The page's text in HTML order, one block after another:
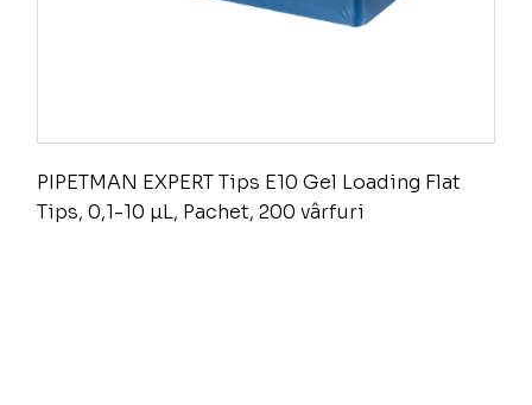
PIPETMAN EXPERT Tips E10 Gel Loading Flat
Tips, 0,1-10 µL, Pachet, 200 vârfuri